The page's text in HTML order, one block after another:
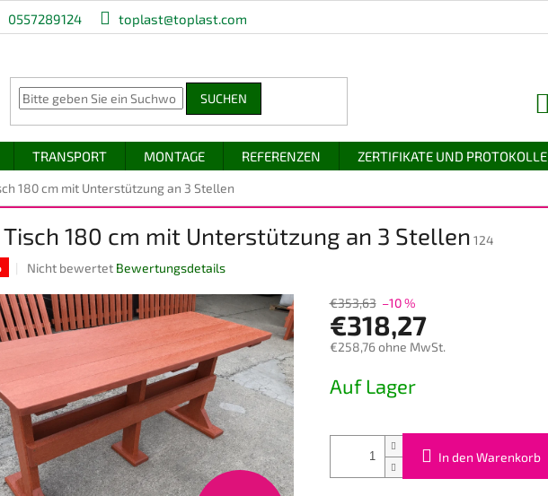
0557289124 toplast@toplast.com
SUCHEN
TRANSPORT MONTAGE REFERENZEN ZERTIFIKATE UND PROTOKOLLE
180 cm mit Unterstützung an 3 Stellen
Tisch 180 cm mit Unterstützung an 3 Stellen 124
Die
Produktbewertung
ist
0,0
Nicht bewertet Bewertungsdetails
€353,63 –10 %
€318,27
€258,76 ohne MwSt.
Auf Lager
In den Warenkorb